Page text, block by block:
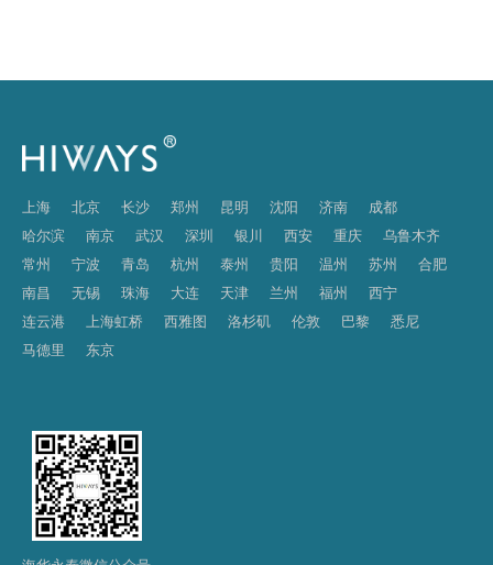
上海 北京 长沙 郑州 昆明 沈阳 济南
成都
哈尔滨
南京 武汉 深圳 银川 西安 重庆
乌鲁木齐
常州
宁波 青岛 杭州 泰州 贵阳 温州 苏州
合肥
南昌
无锡 珠海 大连 天津 兰州 福州
西宁
连云港
上海虹桥 西雅图 洛杉矶 伦敦 巴黎
悉尼
马德里
东京